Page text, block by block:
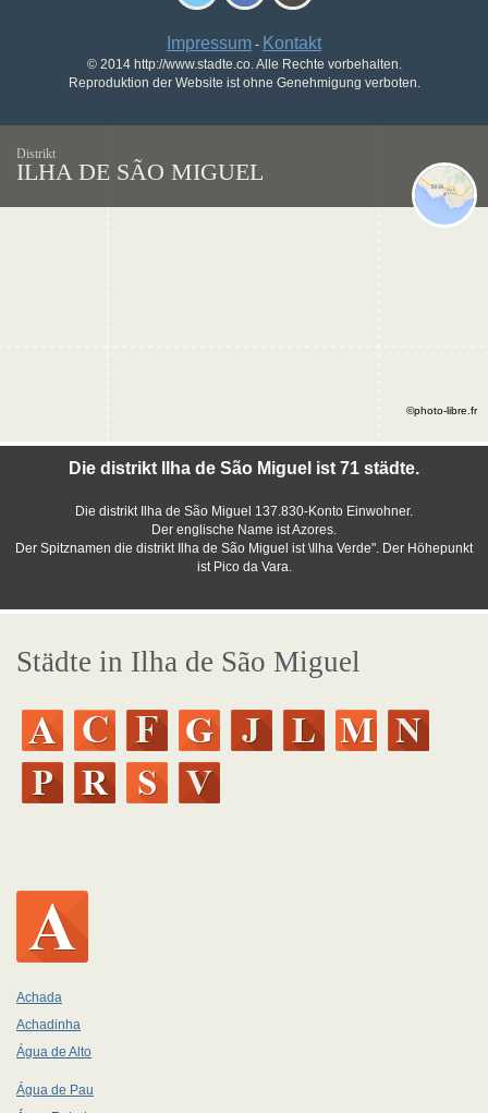
Impressum - Kontakt
© 2014 http://www.stadte.co. Alle Rechte vorbehalten.
Reproduktion der Website ist ohne Genehmigung verboten.
Distrikt
ILHA DE SÃO MIGUEL
Die distrikt Ilha de São Miguel ist 71 städte.
Die distrikt Ilha de São Miguel 137.830-Konto Einwohner.
Der englische Name ist Azores.
Der Spitznamen die distrikt Ilha de São Miguel ist \Ilha Verde". Der Höhepunkt
ist Pico da Vara.
©photo-libre.fr
Städte in Ilha de São Miguel
Achada
Achadinha
Água de Alto
Água de Pau